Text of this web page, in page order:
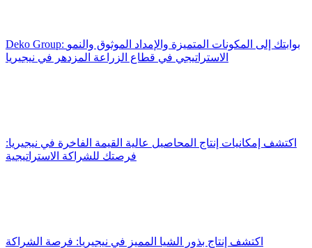
Deko Group: بوابتك إلى المكونات المتميزة والإمداد الموثوق والنمو
الاستراتيجي في قطاع الزراعة المزدهر في نيجيريا
اكتشف إمكانيات إنتاج المحاصيل عالية القيمة الفاخرة في نيجيريا:
فرصتك للشراكة الاستراتيجية
اكتشف إنتاج بذور الشيا المميز في نيجيريا: فرصة الشراكة